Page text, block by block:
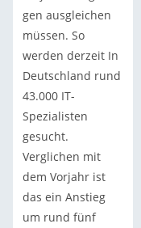
gen ausgleichen
müssen. So
werden derzeit In
Deutschland rund
43.000 IT-
Spezialisten
gesucht.
Verglichen mit
dem Vorjahr ist
das ein Anstieg
um rund fünf